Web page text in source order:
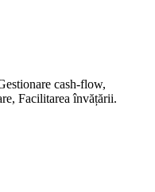
cash-flow,
Facilitarea învățării.